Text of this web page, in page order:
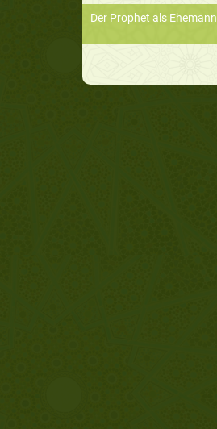
Der Prophet als Ehemann